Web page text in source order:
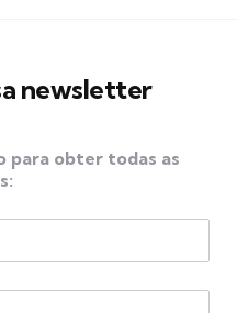
newsletter
para obter todas as